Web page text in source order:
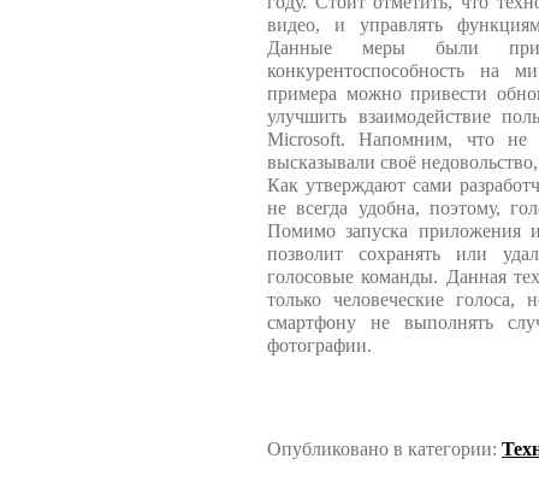
видео, и управлять
Данные меры были
конкурентоспособность на
примера можно привести
улучшить взаимодействие
Microsoft. Напомним, что не
высказывали своё
Как утверждают сами
не всегда удобна, поэтому,
Помимо запуска приложения
позволит сохранять или
голосовые команды. Данная
только человеческие
смартфону не выполнять
фотографии.
Опубликовано в категории: